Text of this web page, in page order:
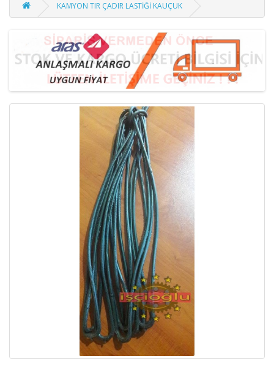
KAMYON TIR ÇADIR LASTİĞİ KAUÇUK